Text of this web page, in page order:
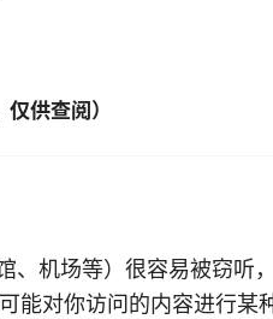
供查阅）
、机场等）很容易被窃听
能对你访问的内容进行某